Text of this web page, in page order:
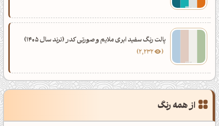
پالت رنگ سفید ابری ملایم و صورتی کدر (ترند سال 1405)
2,232
از همه رنگ